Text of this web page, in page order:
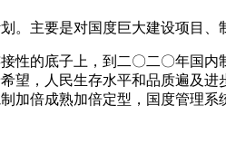
。主要是对国度巨大建设项目
性的底子上，到二〇二〇年国
望，人民生存水平和品质遍及
加倍成熟加倍定型，国度管理系